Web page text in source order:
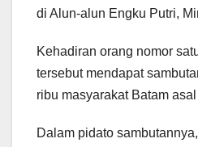
di Alun-alun Engku Putri,
Kehadiran orang nomor
tersebut mendapat
ribu masyarakat Batam
Dalam pidato